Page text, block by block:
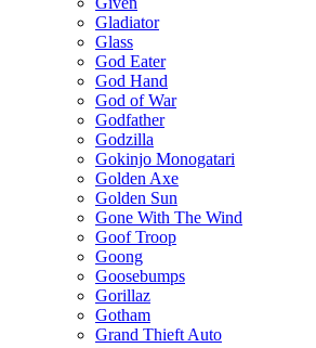
Gladiator
Glass
God Eater
God Hand
God of War
Godfather
Godzilla
Gokinjo Monogatari
Golden Axe
Golden Sun
Gone With The Wind
Goof Troop
Goong
Goosebumps
Gorillaz
Gotham
Grand Thieft Auto